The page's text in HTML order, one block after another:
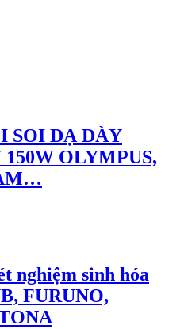
SOI DẠ DÀY
OLYMPUS,
nghiệm sinh hóa
FURUNO,